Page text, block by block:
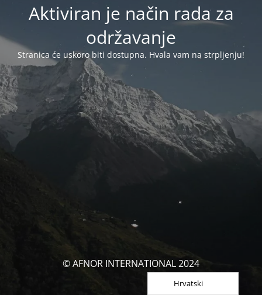
Aktiviran je način rada za
održavanje
Stranica će uskoro biti dostupna. Hvala vam na strpljenju!
© AFNOR INTERNATIONAL 2024
Hrvatski